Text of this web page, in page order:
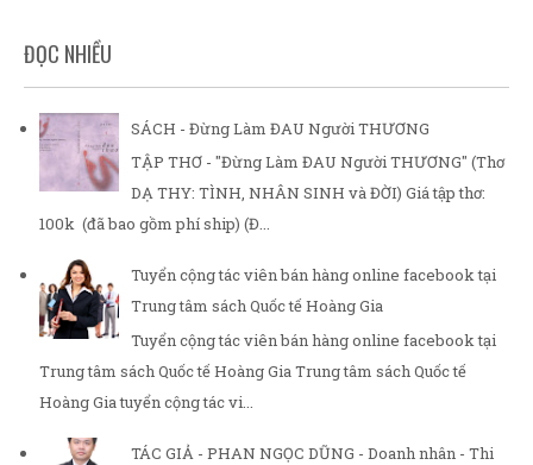
ĐỌC NHIỀU
SÁCH - Đừng Làm ĐAU Người THƯƠNG
TẬP THƠ - "Đừng Làm ĐAU Người THƯƠNG" (Thơ
DẠ THY: TÌNH, NHÂN SINH và ĐỜI) Giá tập thơ:
100k (đã bao gồm phí ship) (Đ...
Tuyển cộng tác viên bán hàng online facebook tại
Trung tâm sách Quốc tế Hoàng Gia
Tuyển cộng tác viên bán hàng online facebook tại
Trung tâm sách Quốc tế Hoàng Gia Trung tâm sách Quốc tế
Hoàng Gia tuyển cộng tác vi...
TÁC GIẢ - PHAN NGỌC DŨNG - Doanh nhân - Thi